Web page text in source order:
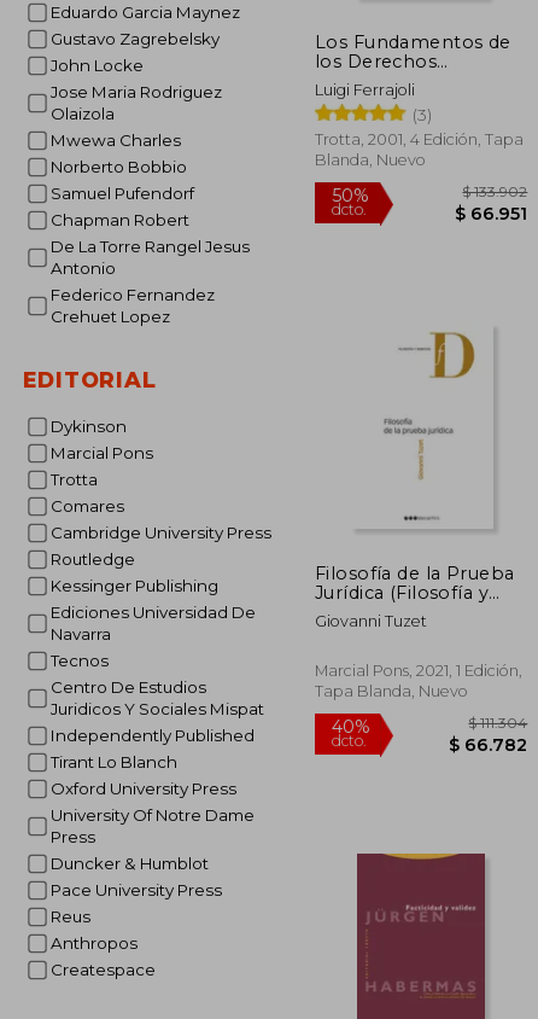
Eduardo Garcia Maynez
Gustavo Zagrebelsky
John Locke
Jose Maria Rodriguez
Olaizola
Mwewa Charles
Norberto Bobbio
Samuel Pufendorf
Chapman Robert
De La Torre Rangel Jesus
Antonio
Federico Fernandez
Crehuet Lopez
EDITORIAL
Dykinson
Marcial Pons
Trotta
Comares
Cambridge University Press
Routledge
Kessinger Publishing
Ediciones Universidad De
Navarra
Tecnos
Centro De Estudios
Juridicos Y Sociales Mispat
Independently Published
Tirant Lo Blanch
Oxford University Press
University Of Notre Dame
Press
Duncker & Humblot
Pace University Press
Reus
Anthropos
Createspace
Los Fundamentos de
los Derechos
Fundamentales
Luigi Ferrajoli
(3)
Trotta, 2001, 4 Edición, Tapa
Blanda, Nuevo
Filosofía de la Prueba
Jurídica (Filosofía y
Derecho)
Giovanni Tuzet
Marcial Pons, 2021, 1 Edición,
Tapa Blanda, Nuevo